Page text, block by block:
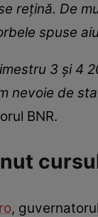
reţină. De
spuse
3 și 4
nevoie de
BNR.
,